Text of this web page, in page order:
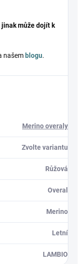
jinak může dojít k
našem blogu.
Merino overaly
Zvolte variantu
Růžová
Overal
Merino
Letní
LAMBIO